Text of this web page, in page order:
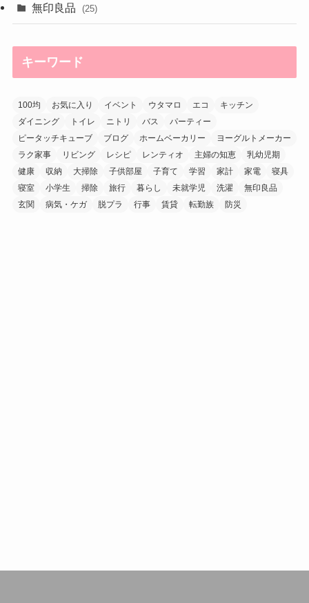
無印良品 (25)
キーワード
100均 お気に入り イベント ウタマロ エコ
キッチン
ダイニング
トイレ ニトリ バス
パーティー
ピータッチキューブ
ブログ ホームベーカリー
ヨーグルトメーカー
ラク家事
リビング レシピ レンティオ 主婦の知恵
乳幼児期
健康
収納 大掃除 子供部屋 子育て 学習 家計 家電
寝具
寝室
小学生 掃除 旅行 暮らし 未就学児 洗濯
無印良品
玄関
病気・ケガ 脱プラ 行事 賃貸 転勤族 防災